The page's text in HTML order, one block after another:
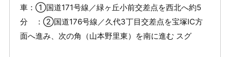
車：①国道171号線／緑ヶ丘小前交差点を西北へ約5
分 ：②国道176号線／久代3丁目交差点を宝塚IC方
面へ進み、次の角（山本野里東）を南に進む スグ